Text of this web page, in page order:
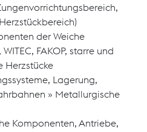
der Weiche
FAKOP, starre und
Herzstücke
Lagerung,
» Metallurgische
Komponenten, Antriebe,